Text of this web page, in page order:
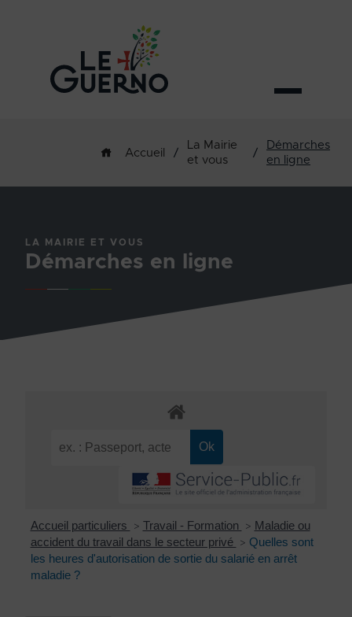
Accueil /
La Mairie
et vous
/
Démarches
en ligne
LA MAIRIE ET VOUS
Démarches en ligne
Accueil particuliers > Travail - Formation > Maladie ou
accident du travail dans le secteur privé
> Quelles sont
les heures d'autorisation de sortie du salarié en arrêt
maladie ?